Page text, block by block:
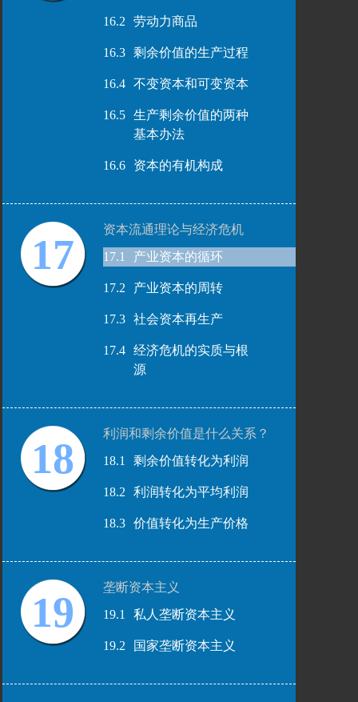
16.2 劳动力商品
16.3 剩余价值的生产过程
16.4 不变资本和可变资本
16.5
生产剩余价值的两种
基本办法
16.6 资本的有机构成
17
资本流通理论与经济危机
17.1
产业资本的循环
17.2 产业资本的周转
17.3 社会资本再生产
17.4
经济危机的实质与根
源
18
利润和剩余价值是什么关系？
18.1
剩余价值转化为利润
18.2 利润转化为平均利润
18.3 价值转化为生产价格
19
垄断资本主义
19.1
私人垄断资本主义
19.2 国家垄断资本主义